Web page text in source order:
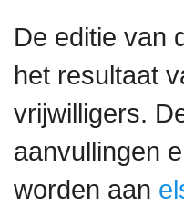
De editie van
het resultaat
vrijwilligers.
aanvullingen
worden aan